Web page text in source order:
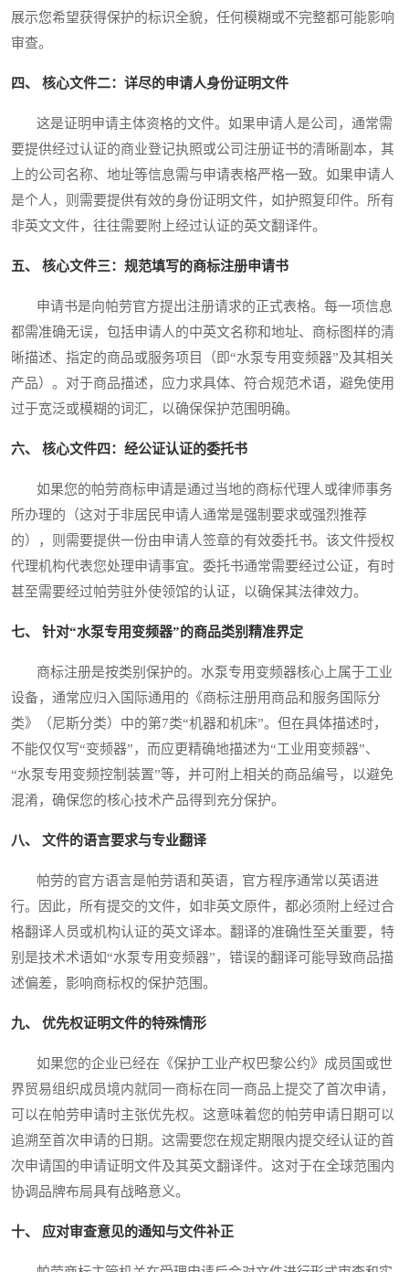
展示您希望获得保护的标识全貌，任何模糊或不完整都可能影响
审查。
四、 核心文件二：详尽的申请人身份证明文件
这是证明申请主体资格的文件。如果申请人是公司，通常需
要提供经过认证的商业登记执照或公司注册证书的清晰副本，其
上的公司名称、地址等信息需与申请表格严格一致。如果申请人
是个人，则需要提供有效的身份证明文件，如护照复印件。所有
非英文文件，往往需要附上经过认证的英文翻译件。
五、 核心文件三：规范填写的商标注册申请书
申请书是向帕劳官方提出注册请求的正式表格。每一项信息
都需准确无误，包括申请人的中英文名称和地址、商标图样的清
晰描述、指定的商品或服务项目（即“水泵专用变频器”及其相关
产品）。对于商品描述，应力求具体、符合规范术语，避免使用
过于宽泛或模糊的词汇，以确保保护范围明确。
六、 核心文件四：经公证认证的委托书
如果您的帕劳商标申请是通过当地的商标代理人或律师事务
所办理的（这对于非居民申请人通常是强制要求或强烈推荐
的），则需要提供一份由申请人签章的有效委托书。该文件授权
代理机构代表您处理申请事宜。委托书通常需要经过公证，有时
甚至需要经过帕劳驻外使领馆的认证，以确保其法律效力。
七、 针对“水泵专用变频器”的商品类别精准界定
商标注册是按类别保护的。水泵专用变频器核心上属于工业
设备，通常应归入国际通用的《商标注册用商品和服务国际分
类》（尼斯分类）中的第7类“机器和机床”。但在具体描述时，
不能仅仅写“变频器”，而应更精确地描述为“工业用变频器”、
“水泵专用变频控制装置”等，并可附上相关的商品编号，以避免
混淆，确保您的核心技术产品得到充分保护。
八、 文件的语言要求与专业翻译
帕劳的官方语言是帕劳语和英语，官方程序通常以英语进
行。因此，所有提交的文件，如非英文原件，都必须附上经过合
格翻译人员或机构认证的英文译本。翻译的准确性至关重要，特
别是技术术语如“水泵专用变频器”，错误的翻译可能导致商品描
述偏差，影响商标权的保护范围。
九、 优先权证明文件的特殊情形
如果您的企业已经在《保护工业产权巴黎公约》成员国或世
界贸易组织成员境内就同一商标在同一商品上提交了首次申请，
可以在帕劳申请时主张优先权。这意味着您的帕劳申请日期可以
追溯至首次申请的日期。这需要您在规定期限内提交经认证的首
次申请国的申请证明文件及其英文翻译件。这对于在全球范围内
协调品牌布局具有战略意义。
十、 应对审查意见的通知与文件补正